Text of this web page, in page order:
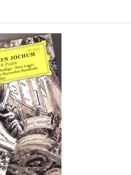
исполнительской
Баха.
2-го
возглавляет музыкальную
покинувшей нашу
послания от
"Вояджер-1" и
вас открыть для себя
Баха в сопровождении Карла
Историческое
художественная исповедь
равной степени.